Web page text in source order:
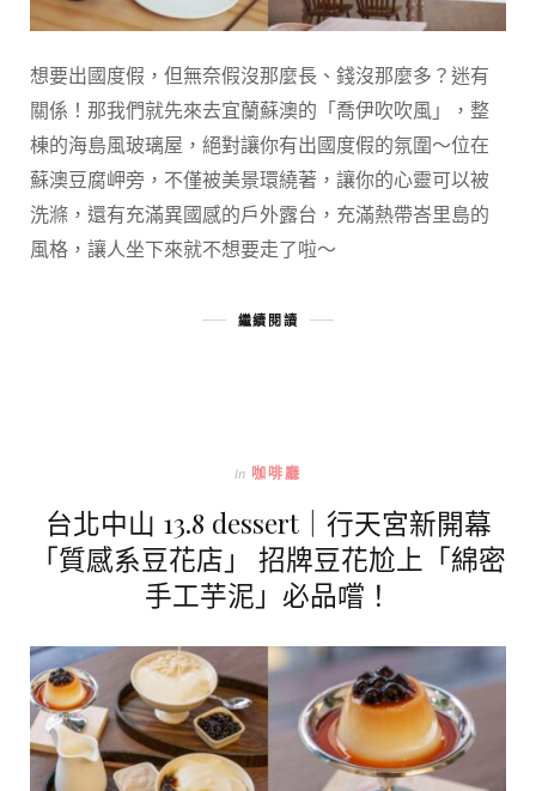
想要出國度假，但無奈假沒那麼長、錢沒那麼多？迷有
關係！那我們就先來去宜蘭蘇澳的「喬伊吹吹風」，整
棟的海島風玻璃屋，絕對讓你有出國度假的氛圍～位在
蘇澳豆腐岬旁，不僅被美景環繞著，讓你的心靈可以被
洗滌，還有充滿異國感的戶外露台，充滿熱帶峇里島的
風格，讓人坐下來就不想要走了啦～
繼續閱讀
In 咖啡廳
台北中山 13.8 dessert｜行天宮新開幕
「質感系豆花店」 招牌豆花尬上「綿密
手工芋泥」必品嚐！